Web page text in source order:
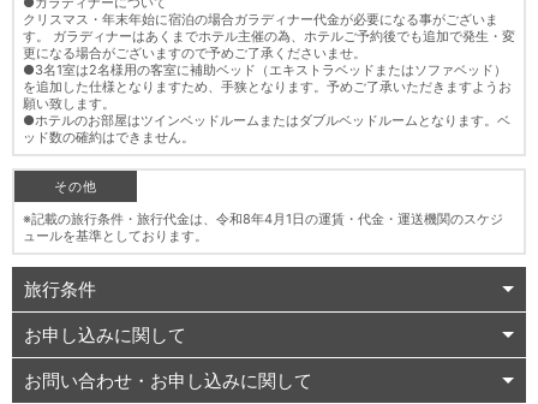
クリスマス・年末年始に宿泊の場合ガラディナー代金が必要になる事がございま
す。 ガラディナーはあくまでホテル主催の為、ホテルご予約後でも追加で発生・変
更になる場合がございますので予めご了承くださいませ。
●3名1室は2名様用の客室に補助ベッド（エキストラベッドまたはソファベッド）
を追加した仕様となりますため、手狭となります。予めご了承いただきますようお
願い致します。
●ホテルのお部屋はツインベッドルームまたはダブルベッドルームとなります。ベ
ッド数の確約はできません。
その他
※記載の旅行条件・旅行代金は、令和8年4月1日の運賃・代金・運送機関のスケジ
ュールを基準としております。
旅行条件
お申し込みに関して
お問い合わせ・お申し込みに関して